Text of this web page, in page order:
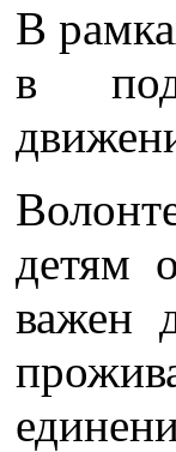
В
в
детям
важен